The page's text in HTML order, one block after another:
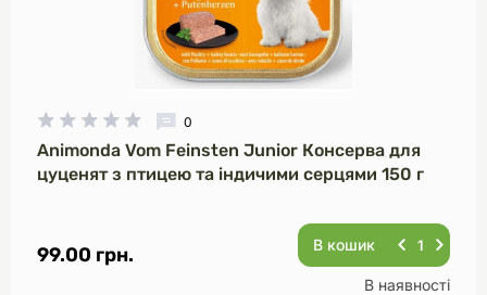
0
Animonda Vom Feinsten Junior Консерва для
цуценят з птицею та індичими серцями 150 г
99.00 грн. В кошик
В наявності